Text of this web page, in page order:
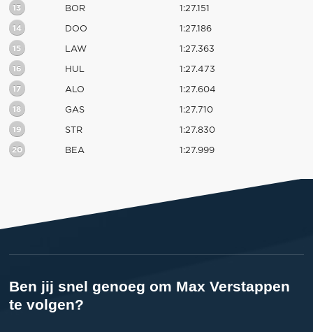
13 BOR 1:27.151
14 DOO 1:27.186
15 LAW 1:27.363
16 HUL 1:27.473
17 ALO 1:27.604
18 GAS 1:27.710
19 STR 1:27.830
20 BEA 1:27.999
Ben jij snel genoeg om Max Verstappen
te volgen?